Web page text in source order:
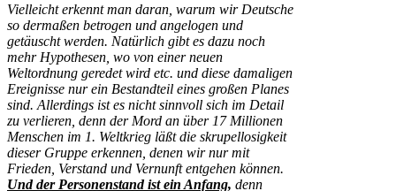
Vielleicht erkennt man daran, warum wir Deutsche
so dermaßen betrogen und angelogen und
getäuscht werden. Natürlich gibt es dazu noch
mehr Hypothesen, wo von einer neuen
Weltordnung geredet wird etc. und diese damaligen
Ereignisse nur ein Bestandteil eines großen Planes
sind. Allerdings ist es nicht sinnvoll sich im Detail
zu verlieren, denn der Mord an über 17 Millionen
Menschen im 1. Weltkrieg läßt die skrupellosigkeit
dieser Gruppe erkennen, denen wir nur mit
Frieden, Verstand und Vernunft entgehen können.
Und der Personenstand ist ein Anfang, denn